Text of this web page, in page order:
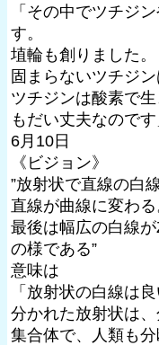
「その中でツチジ
す。
埴輪も創りました。
固まらないツチジ
ツチジンは酸素で
もだい丈夫なのです
6月10日
《ビジョン》
”放射状で直線の白
直線が曲線に変わる
最後は幅広の白線
の様である”
意味は
「放射状の白線は
分かれた放射状は
集合体で、人類も